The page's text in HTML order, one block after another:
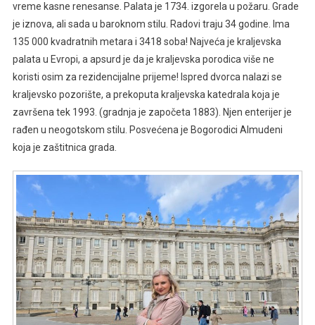
vreme kasne renesanse. Palata je 1734. izgorela u požaru. Grade
je iznova, ali sada u baroknom stilu. Radovi traju 34 godine. Ima
135 000 kvadratnih metara i 3418 soba! Najveća je kraljevska
palata u Evropi, a apsurd je da je kraljevska porodica više ne
koristi osim za rezidencijalne prijeme! Ispred dvorca nalazi se
kraljevsko pozorište, a prekoputa kraljevska katedrala koja je
završena tek 1993. (gradnja je započeta 1883). Njen enterijer je
rađen u neogotskom stilu. Posvećena je Bogorodici Almudeni
koja je zaštitnica grada.